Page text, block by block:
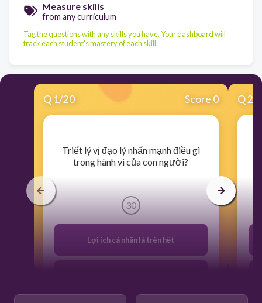
Measure skills
from any curriculum
Tag the questions with any skills you have. Your dashboard will
track each student's mastery of each skill.
Q 1/20 Score 0
​Triết lý vị đạo lý nhấn mạnh điều gì
trong hành vi của con người?
30
Lợi ích cá nhân là trên hết
Q2